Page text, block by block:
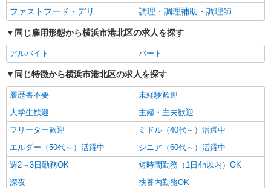
時給1,250円＋交通費支給 ◆22時〜翌5時は時
給1,563円 ◆高校生は時給1,225円 ※研修中も給与
の変動なし
神奈川県横浜市港北区大豆戸町365-1 石井ビ
キープ
アルバイト
ピザハット 菊名店
自転車デリバリー（電動自転車）
時給1,230円以上 平日 時給1,230円以上 土日・
祝日 時給1,230円以上 高校生 時給1,230円以上
神奈川県横浜市港北区菊名6-13-53 プラザコ
ーシン1階
ファストフード・デリ
調理・調理補助・調理師
同じ雇用形態から横浜市港北区の求人を探す
アルバイト パート
同じ特徴から横浜市港北区の求人を探す
履歴書不要
未経験歓迎
大学生歓迎
主婦・主夫歓迎
フリーター歓迎
ミドル（40代～）活躍中
エルダー（50代～）活躍中
シニア（60代～）活躍中
週2～3日勤務OK
短時間勤務（1日4h以内）OK
深夜
扶養内勤務OK